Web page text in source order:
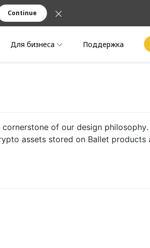
Continue
Для бизнеса Поддержка
of our design philosophy.
assets stored on Ballet products